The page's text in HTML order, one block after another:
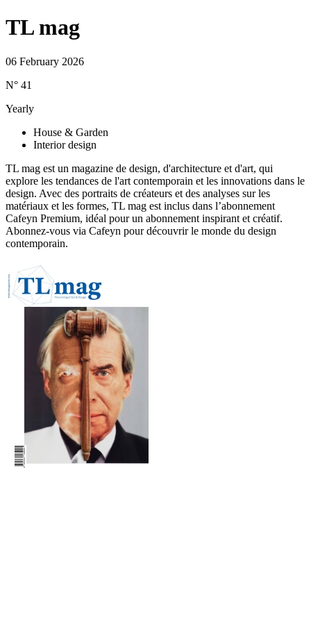
TL mag
06 February 2026
N° 41
Yearly
House & Garden
Interior design
TL mag est un magazine de design, d'architecture et d'art, qui
explore les tendances de l'art contemporain et les innovations dans le
design. Avec des portraits de créateurs et des analyses sur les
matériaux et les formes, TL mag est inclus dans l’abonnement
Cafeyn Premium, idéal pour un abonnement inspirant et créatif.
Abonnez-vous via Cafeyn pour découvrir le monde du design
contemporain.